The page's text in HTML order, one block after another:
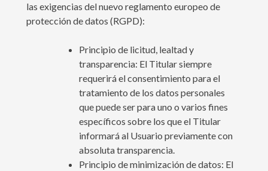
las exigencias del nuevo reglamento europeo de
protección de datos (RGPD):
Principio de licitud, lealtad y
transparencia: El Titular siempre
requerirá el consentimiento para el
tratamiento de los datos personales
que puede ser para uno o varios fines
específicos sobre los que el Titular
informará al Usuario previamente con
absoluta transparencia.
Principio de minimización de datos: El